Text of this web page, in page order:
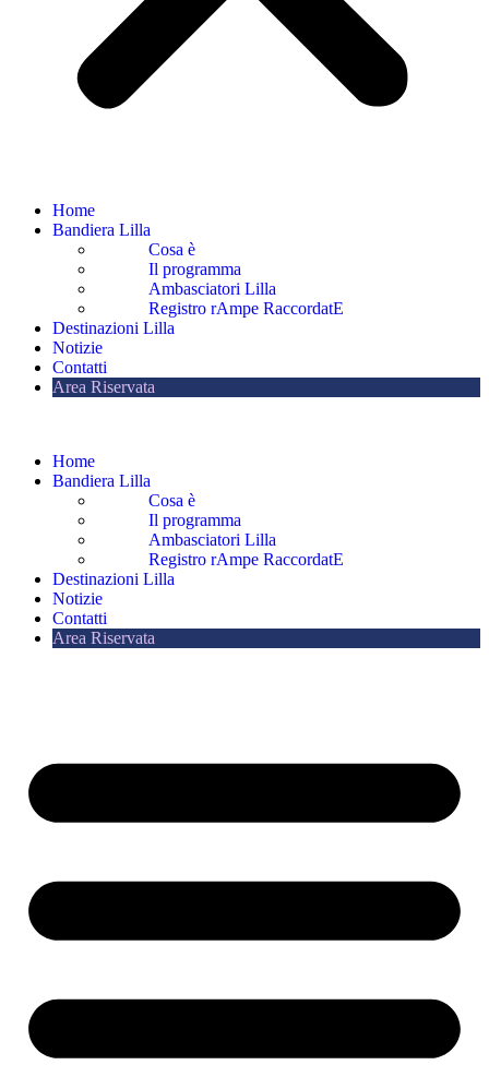
Home
Bandiera Lilla
Cosa è
Il programma
Ambasciatori Lilla
Registro rAmpe RaccordatE
Destinazioni Lilla
Notizie
Contatti
Area Riservata
Home
Bandiera Lilla
Cosa è
Il programma
Ambasciatori Lilla
Registro rAmpe RaccordatE
Destinazioni Lilla
Notizie
Contatti
Area Riservata